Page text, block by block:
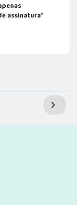
assinatura”